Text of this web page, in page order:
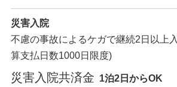
災害入院
不慮の事故によるケガで継続2日以上
算支払日数1000日限度)
災害入院共済金 1泊2日からOK